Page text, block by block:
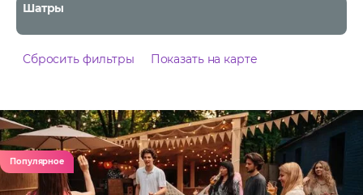
Шатры
Сбросить фильтры Показать на карте
Популярное